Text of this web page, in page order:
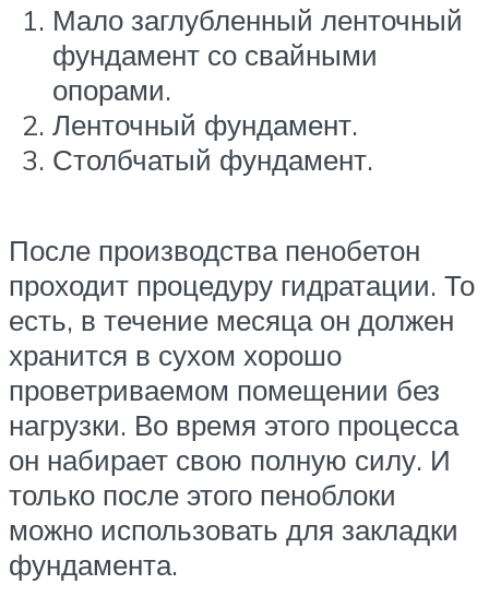
Мало заглубленный ленточный
фундамент со свайными
опорами.
Ленточный фундамент.
Столбчатый фундамент.
После производства пенобетон
проходит процедуру гидратации. То
есть, в течение месяца он должен
хранится в сухом хорошо
проветриваемом помещении без
нагрузки. Во время этого процесса
он набирает свою полную силу. И
только после этого пеноблоки
можно использовать для закладки
фундамента.